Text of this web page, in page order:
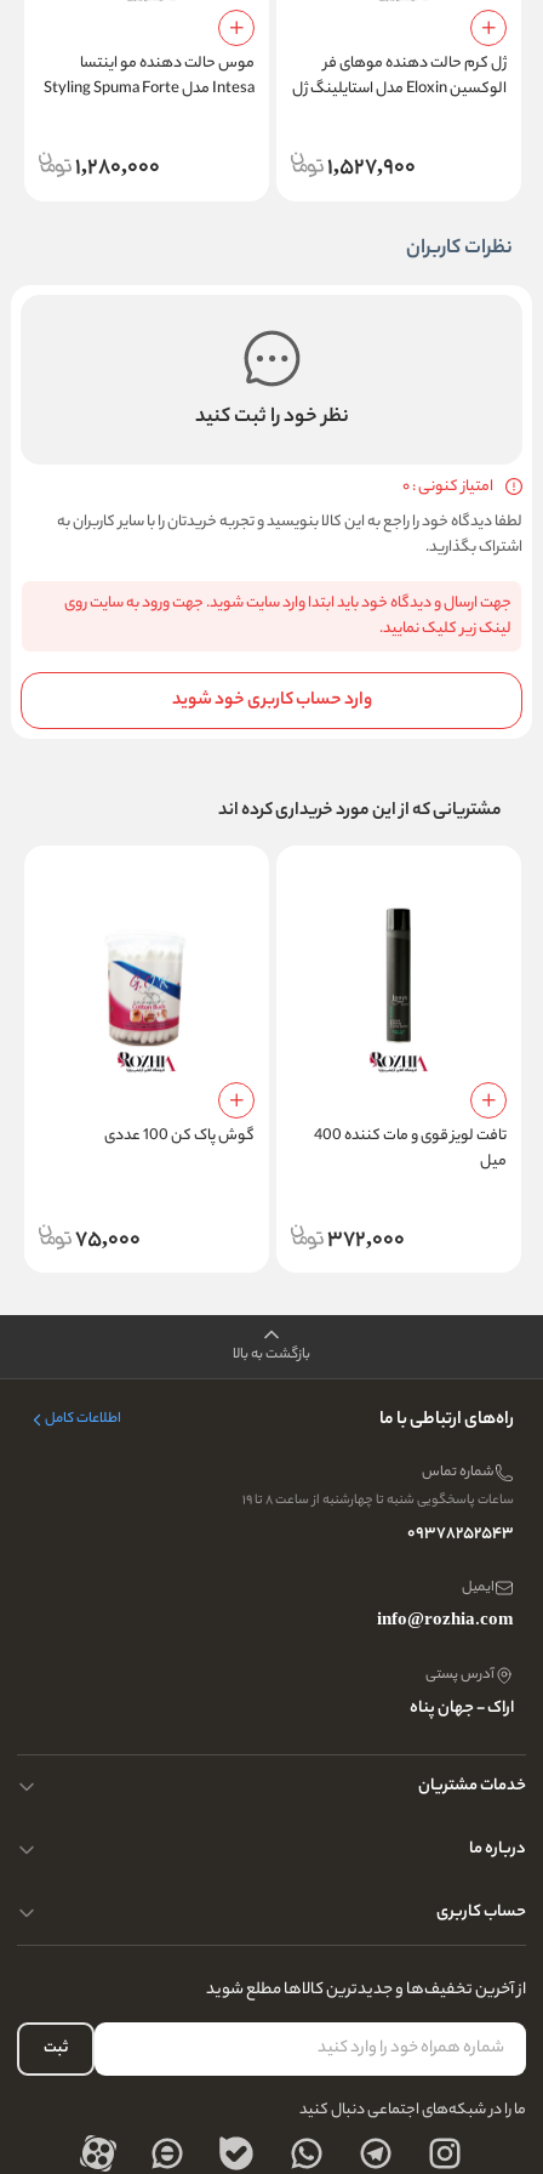
ژل کرم حالت دهنده موهای فر
الوکسین Eloxin مدل استایلینگ ژل
1,527,900
موس حالت دهنده مو اینتسا
Intesa مدل Styling Spuma Forte
1,280,000
نظرات کاربران
نظر خود را ثبت کنید
امتیاز کنونی : 0
لطفا دیدگاه خود را راجع به این کالا بنویسید و تجربه خریدتان را با سایر کاربران به
اشتراک بگذارید.
جهت ارسال و دیدگاه خود باید ابتدا وارد سایت شوید. جهت ورود به سایت روی
لینک زیر کلیک نمایید.
وارد حساب کاربری خود شوید
مشتریانی که از این مورد خریداری کرده اند
تافت لویز قوی و مات کننده 400
میل
372,000
گوش پاک کن 100 عددی
75,000
بازگشت به بالا
راه‌های ارتباطی با ما اطلاعات کامل
شماره تماس
ساعات پاسخگویی شنبه تا چهارشنبه از ساعت ۸ تا ۱۹
09378252543
ایمیل
info@rozhia.com
آدرس پستی
اراک - جهان پناه
خدمات مشتریان
حریم خصوصی کاربران
تماس با ما
درباره ما
سوالات متداول
آدرس فروشگاه
نحوه ارسال کالا
نحوه بازگشت کالا
درباره ما
حساب کاربری
لیست علاقه‌مندی
حساب کاربری
از آخرین تخفیف‌ها و جدیدترین کالاها مطلع شوید
ثبت
ما را در شبکه‌های اجتماعی دنبال کنید